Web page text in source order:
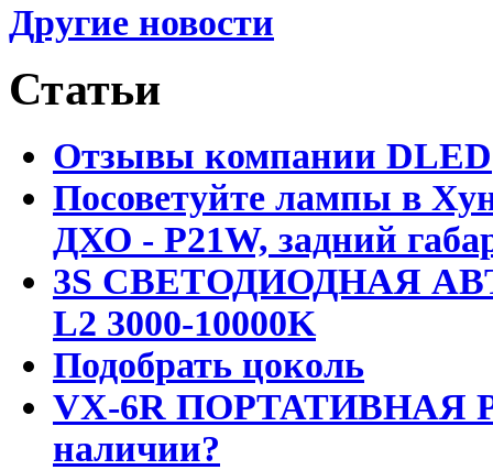
Другие новости
Статьи
Отзывы компании DLED
Посоветуйте лампы в
ДХО - P21W, задний
3S СВЕТОДИОДНАЯ
L2 3000-10000K
Подобрать цоколь
VX-6R ПОРТАТИВНАЯ
наличии?